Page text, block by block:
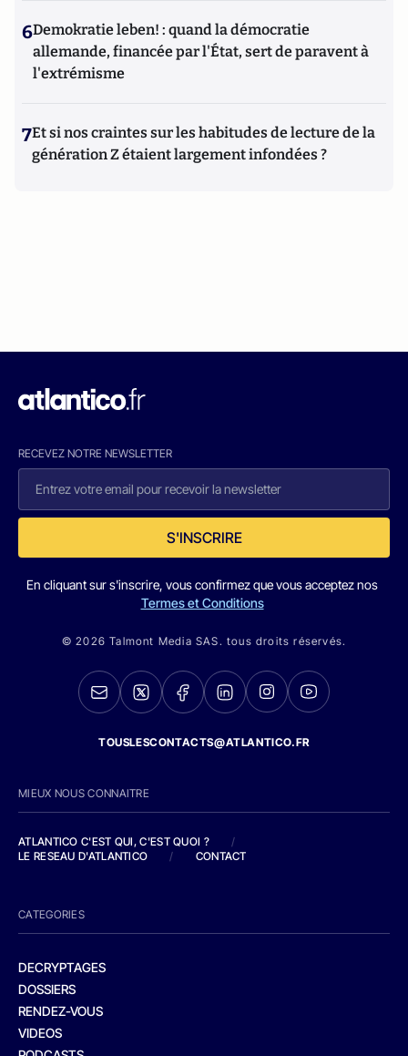
6Demokratie leben! : quand la démocratie
allemande, financée par l'État, sert de paravent à
l'extrémisme
7Et si nos craintes sur les habitudes de lecture de la
génération Z étaient largement infondées ?
RECEVEZ NOTRE NEWSLETTER
S'INSCRIRE
En cliquant sur s'inscrire, vous confirmez que vous acceptez nos
Termes et Conditions
© 2026 Talmont Media SAS. tous droits réservés.
TOUSLESCONTACTS@ATLANTICO.FR
MIEUX NOUS CONNAITRE
ATLANTICO C'EST QUI, C'EST QUOI ?
/
LE RESEAU D'ATLANTICO
/ CONTACT
CATEGORIES
DECRYPTAGES
DOSSIERS
RENDEZ-VOUS
VIDEOS